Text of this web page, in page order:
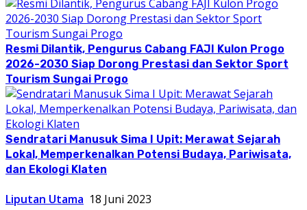
Resmi Dilantik, Pengurus Cabang FAJI Kulon Progo
2026-2030 Siap Dorong Prestasi dan Sektor Sport
Tourism Sungai Progo
Sendratari Manusuk Sima I Upit: Merawat Sejarah
Lokal, Memperkenalkan Potensi Budaya, Pariwisata,
dan Ekologi Klaten
Liputan Utama 18 Juni 2023